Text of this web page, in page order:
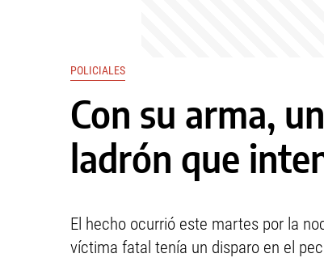
POLICIALES
Con su arma,
ladrón que
El hecho ocurrió este martes por la
víctima fatal tenía un disparo en el